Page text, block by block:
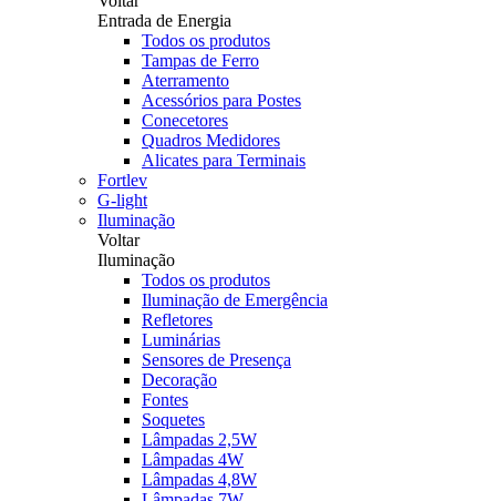
Entrada de Energia
Todos os produtos
Tampas de Ferro
Aterramento
Acessórios para Postes
Conecetores
Quadros Medidores
Alicates para Terminais
Fortlev
G-light
Iluminação
Voltar
Iluminação
Todos os produtos
Iluminação de Emergência
Refletores
Luminárias
Sensores de Presença
Decoração
Fontes
Soquetes
Lâmpadas 2,5W
Lâmpadas 4W
Lâmpadas 4,8W